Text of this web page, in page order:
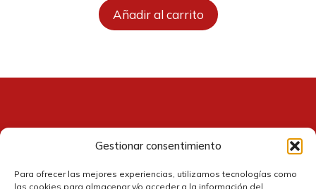
Gestionar consentimiento
Para ofrecer las mejores experiencias, utilizamos tecnologías como
las cookies para almacenar y/o acceder a la información del
Añadir al carrito
Contacto